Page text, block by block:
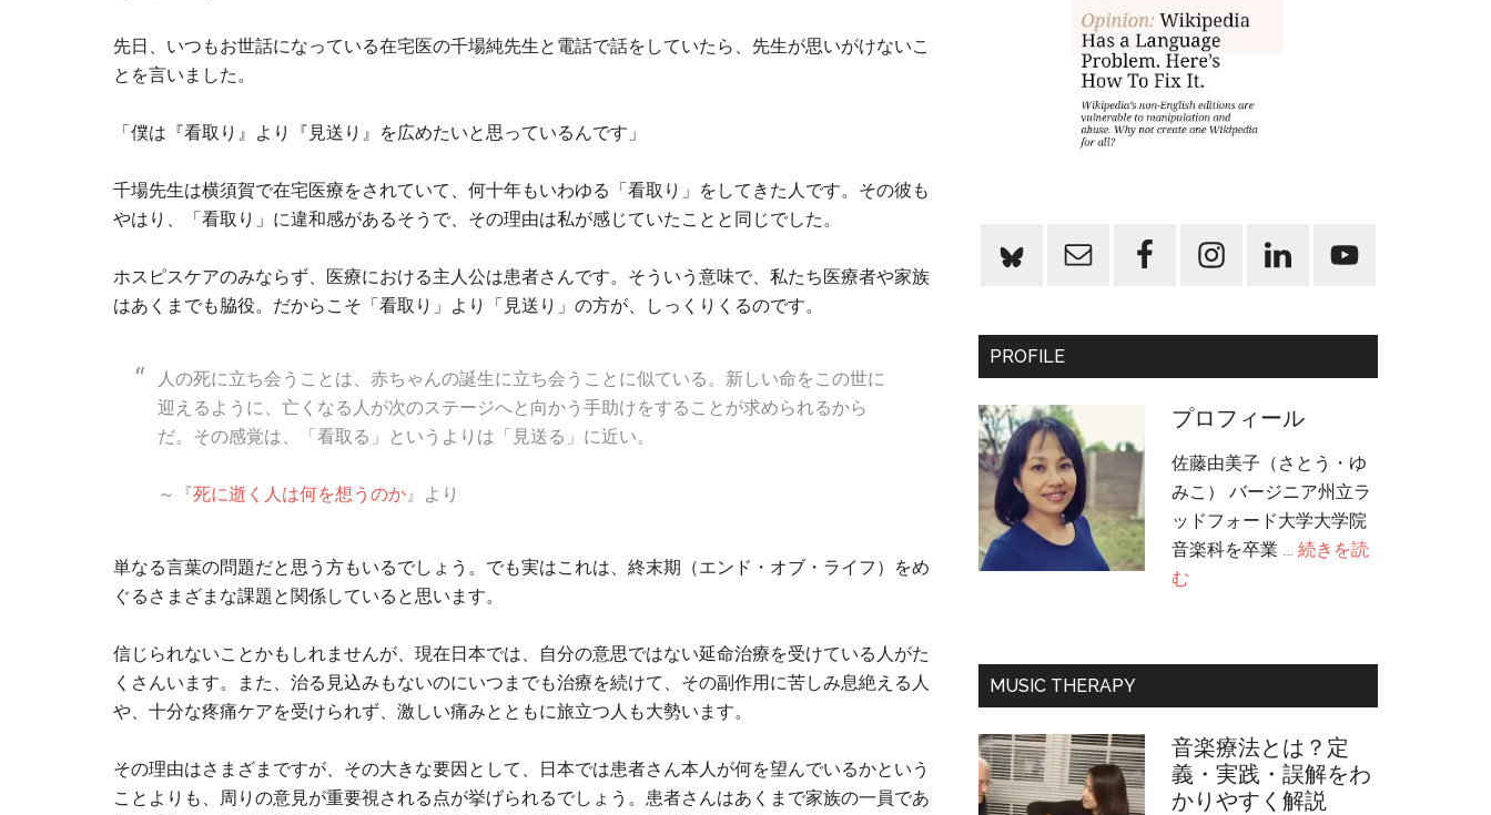
先日、いつもお世話になっている在宅医の千場純先生と電話で話をしていたら、先生が思いがけないこ
とを言いました。
「僕は『看取り』より『見送り』を広めたいと思っているんです」
千場先生は横須賀で在宅医療をされていて、何十年もいわゆる「看取り」をしてきた人です。その彼も
やはり、「看取り」に違和感があるそうで、その理由は私が感じていたことと同じでした。
ホスピスケアのみならず、医療における主人公は患者さんです。そういう意味で、私たち医療者や家族
はあくまでも脇役。だからこそ「看取り」より「見送り」の方が、しっくりくるのです。
人の死に立ち会うことは、赤ちゃんの誕生に立ち会うことに似ている。新しい命をこの世に
迎えるように、亡くなる人が次のステージへと向かう手助けをすることが求められるから
だ。その感覚は、「看取る」というよりは「見送る」に近い。
～『死に逝く人は何を想うのか』より
単なる言葉の問題だと思う方もいるでしょう。でも実はこれは、終末期（エンド・オブ・ライフ）をめ
ぐるさまざまな課題と関係していると思います。
信じられないことかもしれませんが、現在日本では、自分の意思ではない延命治療を受けている人がた
くさんいます。また、治る見込みもないのにいつまでも治療を続けて、その副作用に苦しみ息絶える人
や、十分な疼痛ケアを受けられず、激しい痛みとともに旅立つ人も大勢います。
その理由はさまざまですが、その大きな要因として、日本では患者さん本人が何を望んでいるかという
ことよりも、周りの意見が重要視される点が挙げられるでしょう。患者さんはあくまで家族の一員であ
PROFILE
プロフィール
佐藤由美子（さとう・ゆ
みこ） バージニア州立ラ
ッドフォード大学大学院
音楽科を卒業 … 続きを読
む
フ
ル
MUSIC THERAPY
音楽療法とは？定
義・実践・誤解をわ
かりやすく解説